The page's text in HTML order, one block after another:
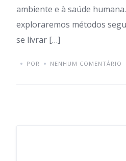
ambiente e à saúde
exploraremos métodos
se livrar […]
POR NENHUM COMENTÁRIO